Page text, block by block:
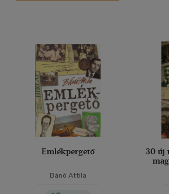
Emlékpergető
Bánó Attila
30 új